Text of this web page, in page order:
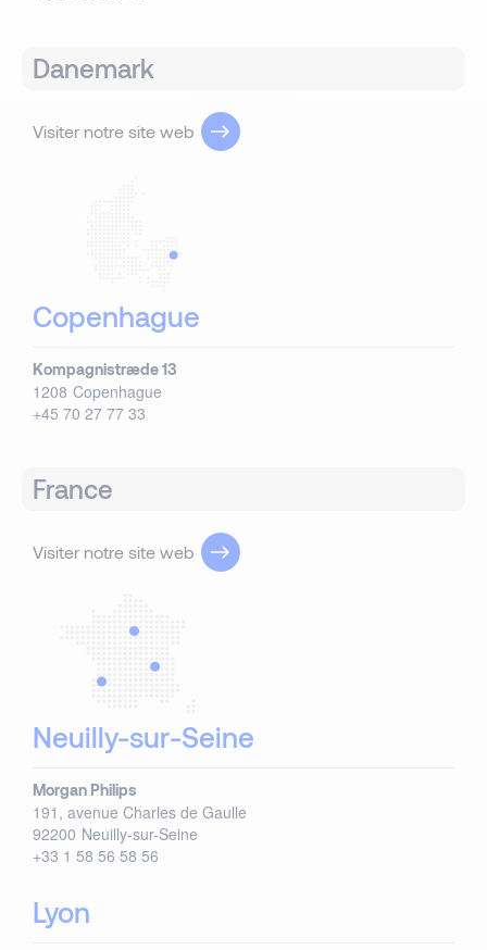
Danemark
Visiter notre site web
Copenhague
Kompagnistræde 13
1208 Copenhague
+45 70 27 77 33
France
Visiter notre site web
Neuilly-sur-Seine
Morgan Philips
191, avenue Charles de Gaulle
92200 Neuilly-sur-Seine
+33 1 58 56 58 56
Lyon